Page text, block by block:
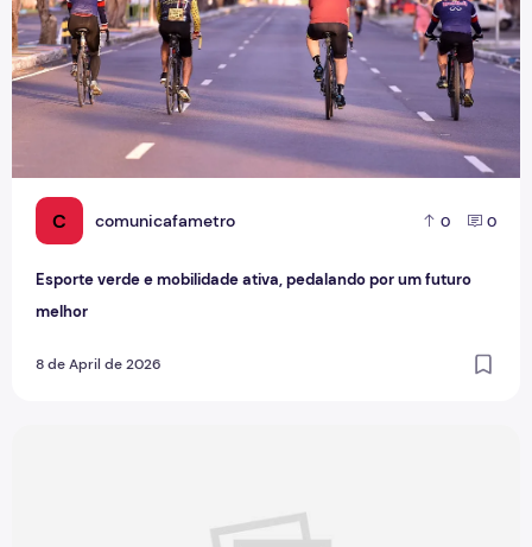
C comunicafametro 0 0
Esporte verde e mobilidade ativa, pedalando por um futuro
melhor
8 de April de 2026